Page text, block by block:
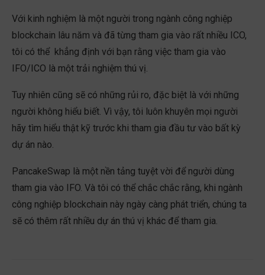
Với kinh nghiệm là một người trong ngành công nghiệp
blockchain lâu năm và đã từng tham gia vào rất nhiều ICO,
tôi có thể khẳng định với bạn rằng việc tham gia vào
IFO/ICO là một trải nghiệm thú vị.
Tuy nhiên cũng sẽ có những rủi ro, đặc biệt là với những
người không hiểu biết. Vì vậy, tôi luôn khuyên mọi người
hãy tìm hiểu thật kỹ trước khi tham gia đầu tư vào bất kỳ
dự án nào.
PancakeSwap là một nền tảng tuyệt vời để người dùng
tham gia vào IFO. Và tôi có thể chắc chắc rằng, khi ngành
công nghiệp blockchain này ngày càng phát triển, chúng ta
sẽ có thêm rất nhiều dự án thú vị khác để tham gia.